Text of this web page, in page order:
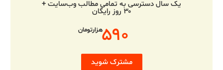
یک سال دسترسی به تمامی مطالب وب‌سایت +
۳۰ روز رایگان
۵۹۰هزارتومان
مشترک شوید